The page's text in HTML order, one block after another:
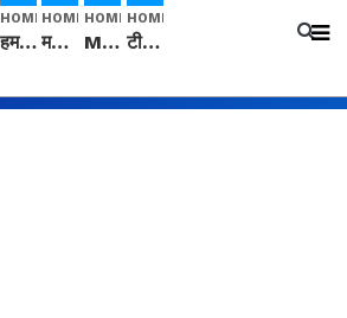
HOME
हम सनातनी..." सांसद kangana Ranaut से क्या बोली लड़की? Viral Jantar-Mantar | CJP protest
HOME
मनीषा हत्याकांड: हत्या, आत्महत्या या कोई बड़ा राज? | Full Story | Josh Haryana
HOME
Mangalsutra: हिंदू धर्म में शादी के बाद मंगलसूत्र क्यों पहनती है महिलाएं, किसने शुरु की ये परंपरा
HOME
टीम बीकेई ने एग्रीकल्चर ग्रेड की यूरिया खाद गट्टों में बदलकर टेक्निकल ग्रेड में बेचने वालों पर करवाई कार्रवाई: लखविंदर सिंह औलख